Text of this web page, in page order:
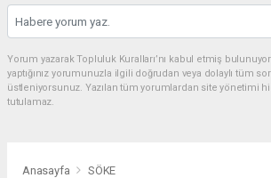
Yorum yazarak Topluluk Kuralları’nı kabul etmiş
yaptığınız yorumunuzla ilgili doğrudan veya dolaylı tüm
üstleniyorsunuz. Yazılan tüm yorumlardan site yönetimi
tutulamaz.
Anasayfa SÖKE